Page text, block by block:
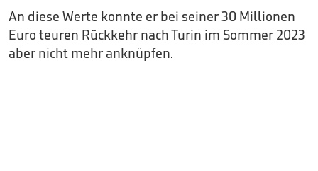
An diese Werte konnte er bei seiner 30 Millionen
Euro teuren Rückkehr nach Turin im Sommer 2023
aber nicht mehr anknüpfen.